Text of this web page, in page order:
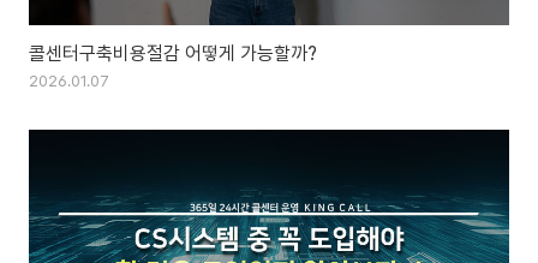
콜센터구축비용절감 어떻게 가능할까?
2026.01.07